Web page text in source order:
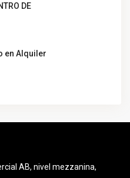
DE
en Alquiler
AB, nivel mezzanina,